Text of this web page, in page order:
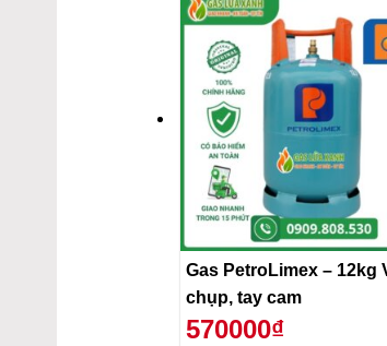
Gas PetroLimex – 12kg
chụp, tay cam
570000₫